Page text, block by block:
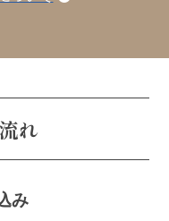
れ
み